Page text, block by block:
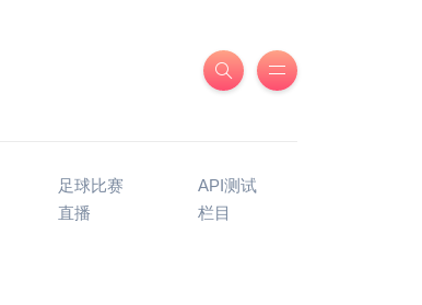
足球比赛
直播
API测试
栏目